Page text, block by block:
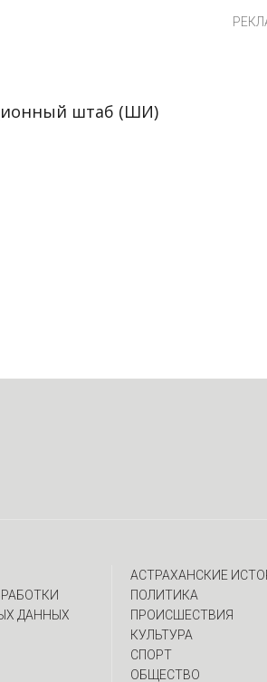
штаб (ШИ)
ДАННЫХ
АСТРАХАНСКИЕ
ПОЛИТИКА
ПРОИСШЕСТВИЯ
КУЛЬТУРА
СПОРТ
ОБЩЕСТВО